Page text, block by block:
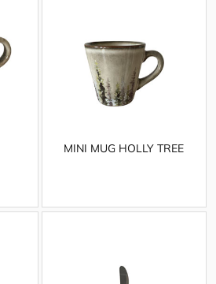
MINI MUG HOLLY TREE